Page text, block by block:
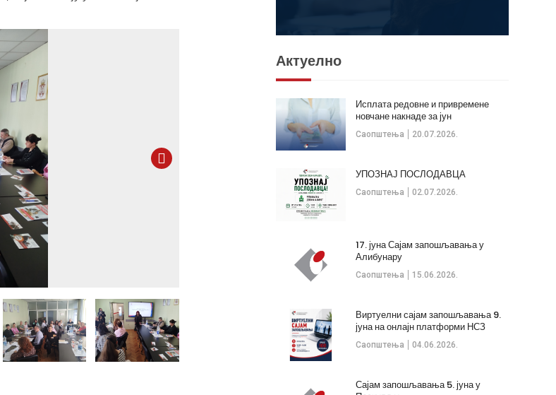
Актуелно
Саопштења 20.07.2026.
Исплата редовне и привремене
новчане накнаде за јун
Саопштења 02.07.2026.
УПОЗНАЈ ПОСЛОДАВЦА
Саопштења 15.06.2026.
17. јуна Сајам запошљавања у
Алибунару
Саопштења 04.06.2026.
Виртуелни сајам запошљавања 9.
јуна на онлајн платформи НСЗ
Сајам запошљавања 5. јуна у